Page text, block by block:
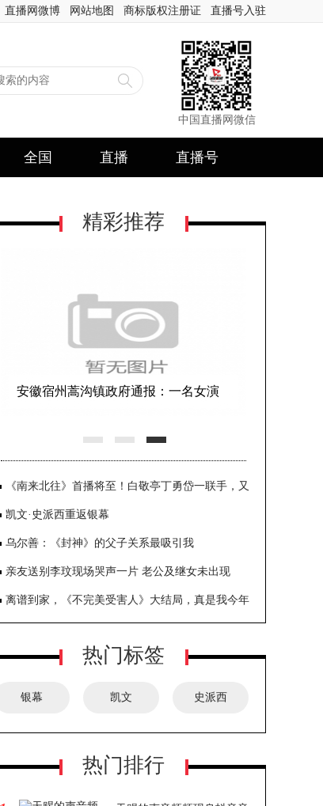
直播网微博 网站地图 商标版权注册证 直播号入驻
中国直播网微信
全国 直播 直播号
精彩推荐
安徽宿州蒿沟镇政府通报：一名女演
《南来北往》首播将至！白敬亭丁勇岱一联手，又
一部悬疑剧爆款
凯文·史派西重返银幕
乌尔善：《封神》的父子关系最吸引我
亲友送别李玟现场哭声一片 老公及继女未出现
离谱到家，《不完美受害人》大结局，真是我今年
热门标签
银幕 凯文 史派西
热门排行